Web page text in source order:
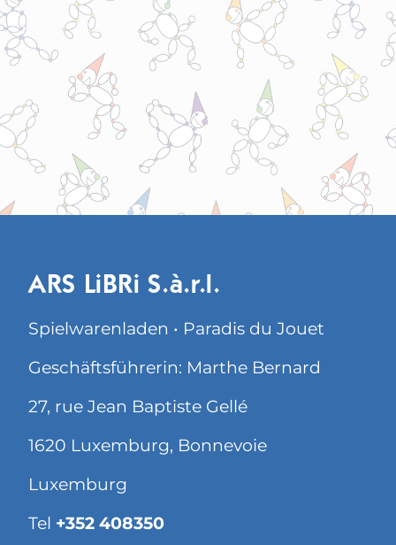
ARS LiBRi S.à.r.l.
Spielwarenladen • Paradis du Jouet
Geschäftsführerin: Marthe Bernard
27, rue Jean Baptiste Gellé
1620 Luxemburg, Bonnevoie
Luxemburg
Tel +352 408350